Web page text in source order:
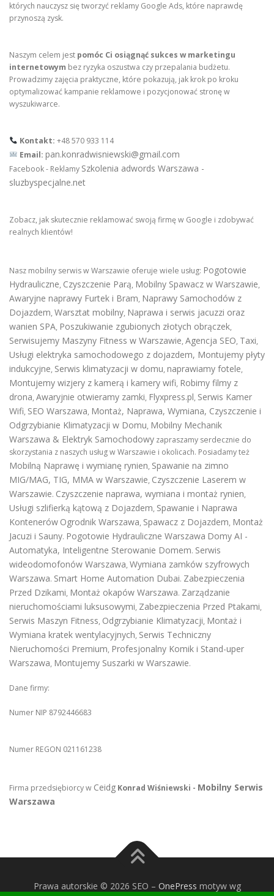
których nauczysz się tworzyć reklamy Google Ads, które naprawdę
przynoszą zysk.
Naszym celem jest pomóc Ci osiągnąć sukces w marketingu
internetowym bez ryzyka oszustwa czy przepalania budżetu.
Prowadzimy zajęcia praktyczne, które pokazują, jak krok po kroku
optymalizować kampanie reklamowe i pozycjonować stronę w
wyszukiwarce.
Kontakt: +48 570 933 114
Email: pan.konradwisniewski@gmail.com
Facebook - Reklamy Szkolenia adwords Warszawa -
sluzbyspecjalne.net
Zobacz, jak skutecznie reklamować swoją firmę w Google i zdobywać
realnych klientów!
Nasz mobilny serwis w Warszawie oferuje wiele usług: Pogotowie
Hydrauliczne, Czyszczenie Parą, Mobilny Spawacz w Warszawie,
Awaryjne naprawy Furtek i Bram, Naprawy Samochodów z
Dojazdem, Warsztat mobilny, Naprawa i serwis jacuzzi oraz
wanien SPA, Poszukiwanie zgubionych złotych obrączek,
Serwisujemy Maszyny Fitness w Warszawie, Agencja SEO, Taxi,
Usługi elektryka samochodowego z dojazdem, Montujemy płyty
indukcyjne, Serwis klimatyzacji w domu, naprawiamy fotele,
Montujemy wizjery z kamerą i kamery wifi, Robimy filmy z
drona, Awaryjnie otwieramy zamki, Flyxpress.pl, Serwis Kamer
Wifi, SEO Warszawa, Montaż, Naprawa, Wymiana, Czyszczenie i
Odgrzybianie Klimatyzacji w Domu, Mobilny Mechanik
Warszawa & Elektryk Samochodowy zapraszamy serdecznie do
skorzystania z naszych usług w Warszawie i okolicach. Posiadamy też
Mobilną Naprawę i wymianę rynien, Spawanie na zimno
MIG/MAG, TIG, MMA w Warszawie, Czyszczenie Laserem w
Warszawie. Czyszczenie naprawa, wymiana i montaż rynien,
Usługi szlifierką kątową z Dojazdem, Spawanie i Naprawa
Kontenerów Ogrodnik Warszawa, Spawacz z Dojazdem, Montaż
Jacuzi i Sauny. Pogotowie Hydrauliczne Warszawa Domy AI -
Automatyka, Inteligentne Sterowanie Domem. Serwis
wideodomofonów Warszawa, Wymiana zamków szyfrowych
Warszawa. Smart Home Automation Dubai. Zabezpieczenia
Przed Dzikami, Montaż okapów Warszawa. Zarządzanie
nieruchomościami luksusowymi, Zabezpieczenia Przed Ptakami,
Serwis Maszyn Fitness, Odgrzybianie Klimatyzacji, Montaż i
Wymiana kratek wentylacyjnych, Serwis Techniczny
Nieruchomości Premium, Profesjonalny Komik i Stand-uper
Warszawa, Montujemy Suszarki w Warszawie.
Dane firmy:
Numer NIP 8792446683
Numer REGON 021161238
Firma przedsiębiorcy w Ceidg Konrad Wiśniewski - Mobilny Serwis
Warszawa
Prawa autorskie © 2026 SEO – OnePress motyw wg